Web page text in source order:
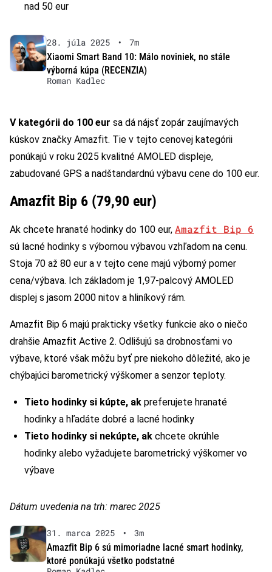
nad 50 eur
28. júla 2025 •
7m
Xiaomi Smart Band 10: Málo noviniek, no stále
výborná kúpa (RECENZIA)
Roman Kadlec
V kategórii do 100 eur sa dá nájsť zopár zaujímavých
kúskov značky Amazfit. Tie v tejto cenovej kategórii
ponúkajú v roku 2025 kvalitné AMOLED displeje,
zabudované GPS a nadštandardnú výbavu cene do 100 eur.
Amazfit Bip 6 (79,90 eur)
Ak chcete hranaté hodinky do 100 eur, Amazfit Bip 6
sú lacné hodinky s výbornou výbavou vzhľadom na cenu.
Stoja 70 až 80 eur a v tejto cene majú výborný pomer
cena/výbava. Ich základom je 1,97-palcový AMOLED
displej s jasom 2000 nitov a hliníkový rám.
Amazfit Bip 6 majú prakticky všetky funkcie ako o niečo
drahšie Amazfit Active 2. Odlišujú sa drobnosťami vo
výbave, ktoré však môžu byť pre niekoho dôležité, ako je
chýbajúci barometrický výškomer a senzor teploty.
Tieto hodinky si kúpte, ak preferujete hranaté
hodinky a hľadáte dobré a lacné hodinky
Tieto hodinky si nekúpte, ak chcete okrúhle
hodinky alebo vyžadujete barometrický výškomer vo
výbave
Dátum uvedenia na trh: marec 2025
31. marca 2025 •
3m
Amazfit Bip 6 sú mimoriadne lacné smart hodinky,
ktoré ponúkajú všetko podstatné